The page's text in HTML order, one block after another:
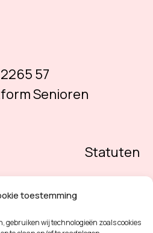
toestemming
gebruiken wij technologieën zoals cookies
57
Senioren
Statuten